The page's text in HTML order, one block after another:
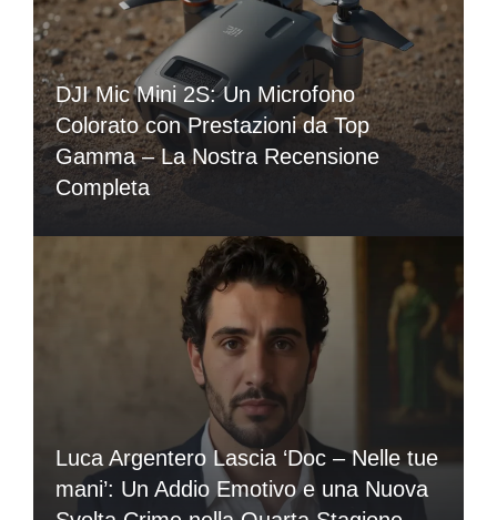
DJI Mic Mini 2S: Un Microfono
Colorato con Prestazioni da Top
Gamma – La Nostra Recensione
Completa
Luca Argentero Lascia ‘Doc – Nelle tue
mani’: Un Addio Emotivo e una Nuova